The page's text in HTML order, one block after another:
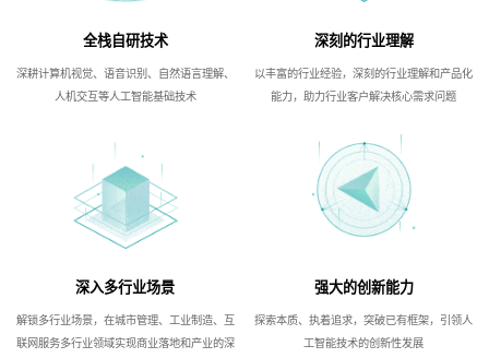
全栈自研技术
深耕计算机视觉、语音识别、自然语言理解、
人机交互等人工智能基础技术
深刻的行业理解
以丰富的行业经验，深刻的行业理解和产品化
能力，助力行业客户解决核心需求问题
深入多行业场景
解锁多行业场景，在城市管理、工业制造、互
联网服务多行业领域实现商业落地和产业的深
强大的创新能力
探索本质、执着追求，突破已有框架，引领人
工智能技术的创新性发展